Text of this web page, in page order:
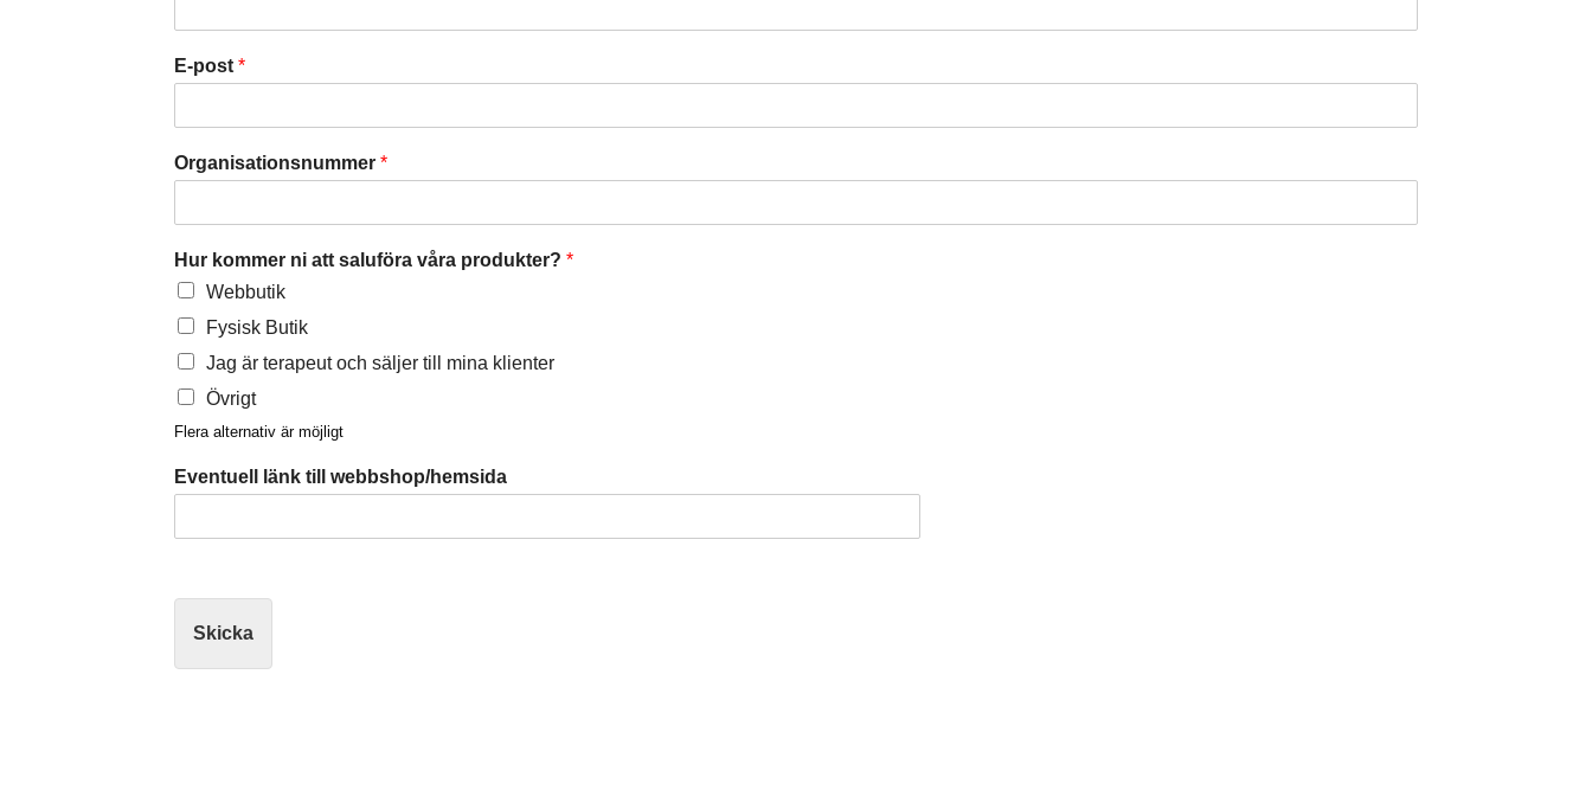
E-post *
Organisationsnummer *
Hur kommer ni att saluföra våra produkter? *
Webbutik
Fysisk Butik
Jag är terapeut och säljer till mina klienter
Övrigt
Flera alternativ är möjligt
Eventuell länk till webbshop/hemsida
Skicka